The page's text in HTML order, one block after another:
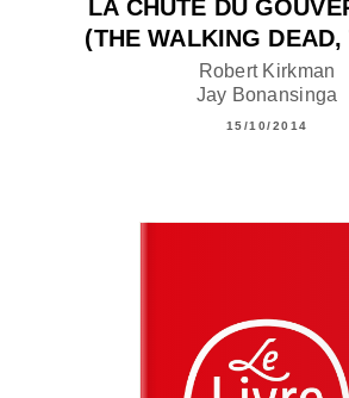
LA CHUTE DU
(THE WALKING DEAD,
Robert Kirkman
Jay Bonansinga
15/10/2014